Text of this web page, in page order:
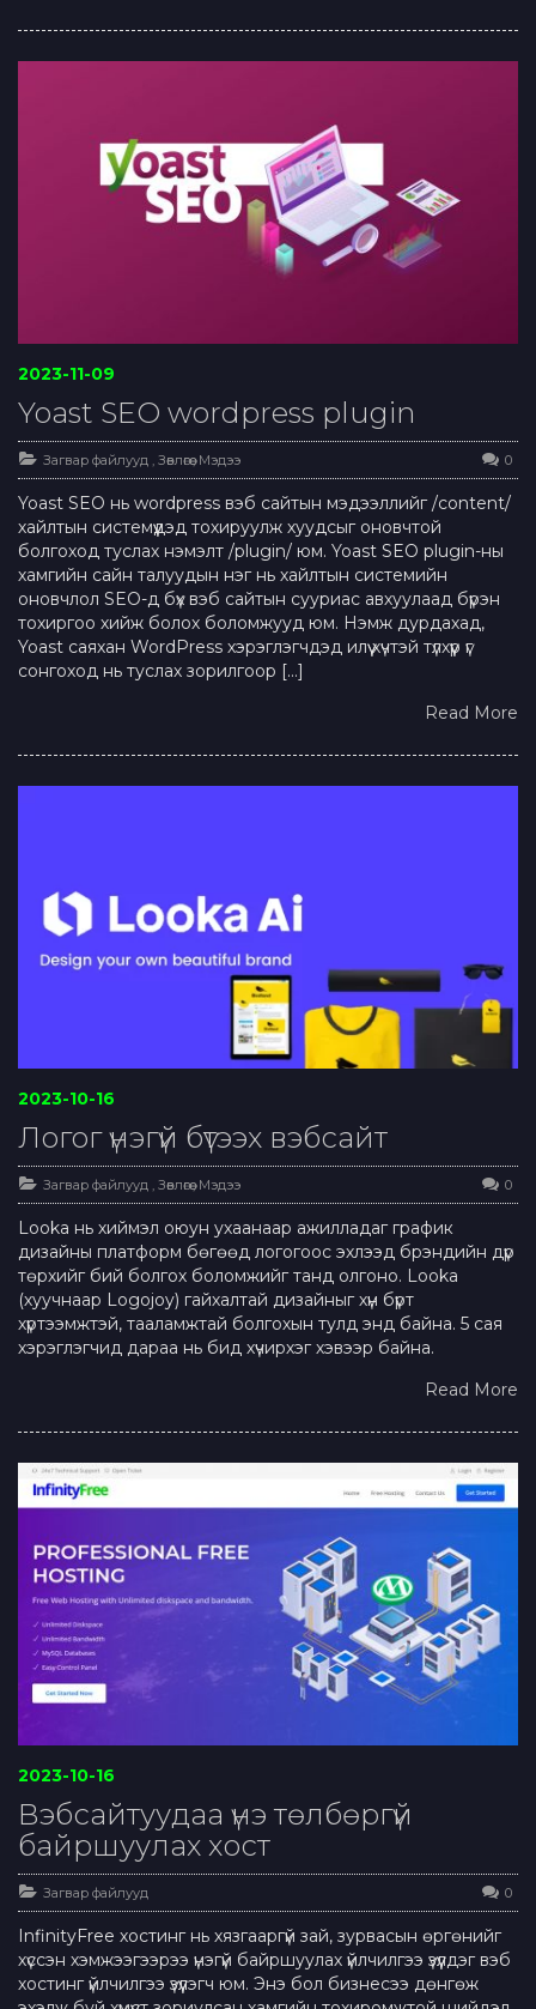
2023-11-09
Yoast SEO wordpress plugin
Загвар файлууд , Зөвлөгөө,Мэдээ 0
Yoast SEO нь wordpress вэб сайтын мэдээллийг /content/
хайлтын системүүдэд тохируулж хуудсыг оновчтой
болгоход туслах нэмэлт /plugin/ юм. Yoast SEO plugin-ны
хамгийн сайн талуудын нэг нь хайлтын системийн
оновчлол SEO-д бүх вэб сайтын сууриас авхуулаад бүрэн
тохиргоо хийж болох боломжууд юм. Нэмж дурдахад,
Yoast саяхан WordPress хэрэглэгчдэд илүү хүчтэй түлхүүр үг
сонгоход нь туслах зорилгоор […]
Read More
2023-10-16
Логог үнэгүй бүтээх вэбсайт
Загвар файлууд , Зөвлөгөө,Мэдээ 0
Looka нь хиймэл оюун ухаанаар ажилладаг график
дизайны платформ бөгөөд логогоос эхлээд брэндийн дүр
төрхийг бий болгох боломжийг танд олгоно. Looka
(хуучнаар Logojoy) гайхалтай дизайныг хүн бүрт
хүртээмжтэй, тааламжтай болгохын тулд энд байна. 5 сая
хэрэглэгчид дараа нь бид хүчирхэг хэвээр байна.
Read More
2023-10-16
Вэбсайтуудаа үнэ төлбөргүй
байршуулах хост
Загвар файлууд 0
InfinityFree хостинг нь хязгааргүй зай, зурвасын өргөнийг
хүссэн хэмжээгээрээ үнэгүй байршуулах үйлчилгээ үзүүлдэг вэб
хостинг үйлчилгээ үзүүлэгч юм. Энэ бол бизнесээ дөнгөж